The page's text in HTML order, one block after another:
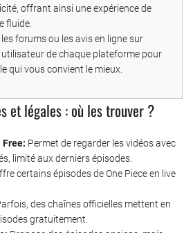
offrant ainsi une expérience de
fluide.
forums ou les avis en ligne sur
utilisateur de chaque plateforme pour
qui vous convient le mieux.
et légales : où les trouver ?
Free: Permet de regarder les vidéos avec
limité aux derniers épisodes.
certains épisodes de One Piece en live
des chaînes officielles mettent en
gratuitement.